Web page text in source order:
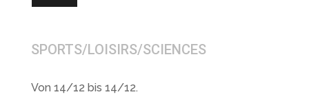
SPORTS/LOISIRS/SCIENCES
Von 14/12 bis 14/12.